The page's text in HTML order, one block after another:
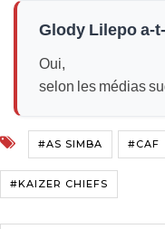
Glody Lilepo
Oui,
selon les médias
#AS SIMBA #CAF
#KAIZER CHIEFS